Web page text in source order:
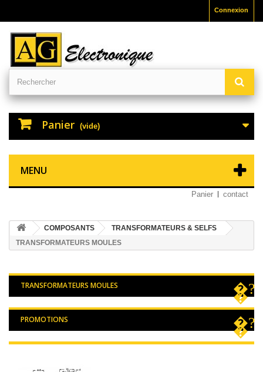
Connexion
Panier (vide)
MENU
Panier contact
COMPOSANTS
TRANSFORMATEURS & SELFS
TRANSFORMATEURS MOULES
TRANSFORMATEURS MOULES
PROMOTIONS